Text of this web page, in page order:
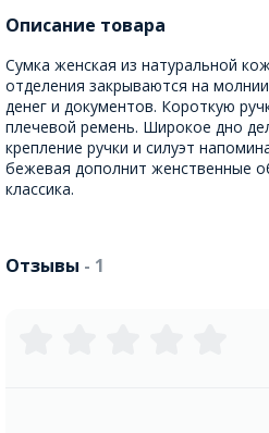
Описание товара
Сумка женская из натуральной
отделения закрываются на
денег и документов. Короткую
плечевой ремень. Широкое дно
крепление ручки и силуэт
бежевая дополнит женственные
классика.
Отзывы - 1